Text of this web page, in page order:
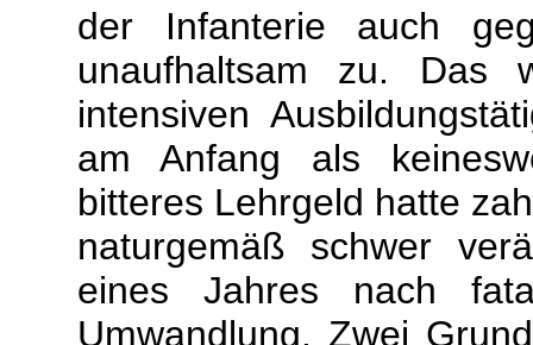
der Infanterie auch
unaufhaltsam zu. Das
intensiven
am Anfang als
bitteres Lehrgeld hatte
naturgemäß schwer
eines Jahres nach
Umwandlung. Zwei